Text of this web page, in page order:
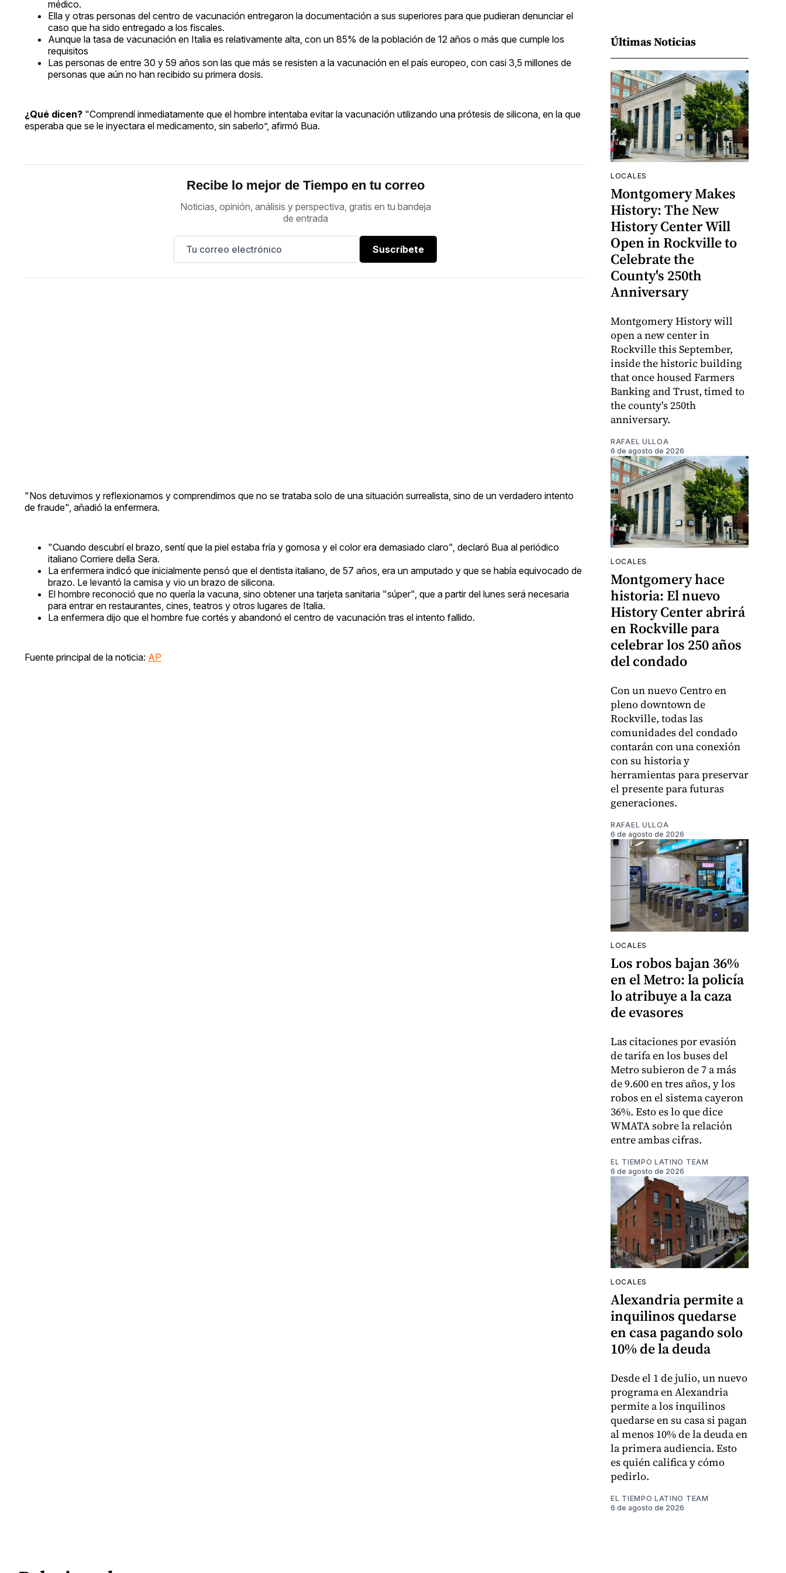
médico.
Ella y otras personas del centro de vacunación entregaron la documentación a sus superiores para que pudieran denunciar el
caso que ha sido entregado a los fiscales.
Aunque la tasa de vacunación en Italia es relativamente alta, con un 85% de la población de 12 años o más que cumple los
requisitos
Las personas de entre 30 y 59 años son las que más se resisten a la vacunación en el país europeo, con casi 3,5 millones de
personas que aún no han recibido su primera dosis.
¿Qué dicen? "Comprendí inmediatamente que el hombre intentaba evitar la vacunación utilizando una prótesis de silicona, en la que
esperaba que se le inyectara el medicamento, sin saberlo”, afirmó Bua.
Recibe lo mejor de Tiempo en tu correo
Noticias, opinión, análisis y perspectiva, gratis en tu bandeja
de entrada
Suscríbete
"Nos detuvimos y reflexionamos y comprendimos que no se trataba solo de una situación surrealista, sino de un verdadero intento
de fraude", añadió la enfermera.
"Cuando descubrí el brazo, sentí que la piel estaba fría y gomosa y el color era demasiado claro", declaró Bua al periódico
italiano Corriere della Sera.
La enfermera indicó que inicialmente pensó que el dentista italiano, de 57 años, era un amputado y que se había equivocado de
brazo. Le levantó la camisa y vio un brazo de silicona.
El hombre reconoció que no quería la vacuna, sino obtener una tarjeta sanitaria "súper", que a partir del lunes será necesaria
para entrar en restaurantes, cines, teatros y otros lugares de Italia.
La enfermera dijo que el hombre fue cortés y abandonó el centro de vacunación tras el intento fallido.
Fuente principal de la noticia: AP
Últimas Noticias
LOCALES
Montgomery Makes
History: The New
History Center Will
Open in Rockville to
Celebrate the
County's 250th
Anniversary
Montgomery History will
open a new center in
Rockville this September,
inside the historic building
that once housed Farmers
Banking and Trust, timed to
the county's 250th
anniversary.
RAFAEL ULLOA
6 de agosto de 2026
LOCALES
Montgomery hace
historia: El nuevo
History Center abrirá
en Rockville para
celebrar los 250 años
del condado
Con un nuevo Centro en
pleno downtown de
Rockville, todas las
comunidades del condado
contarán con una conexión
con su historia y
herramientas para preservar
el presente para futuras
generaciones.
RAFAEL ULLOA
6 de agosto de 2026
LOCALES
Los robos bajan 36%
en el Metro: la policía
lo atribuye a la caza
de evasores
Las citaciones por evasión
de tarifa en los buses del
Metro subieron de 7 a más
de 9.600 en tres años, y los
robos en el sistema cayeron
36%. Esto es lo que dice
WMATA sobre la relación
entre ambas cifras.
EL TIEMPO LATINO TEAM
6 de agosto de 2026
LOCALES
Alexandria permite a
inquilinos quedarse
en casa pagando solo
10% de la deuda
Desde el 1 de julio, un nuevo
programa en Alexandria
permite a los inquilinos
quedarse en su casa si pagan
al menos 10% de la deuda en
la primera audiencia. Esto
es quién califica y cómo
pedirlo.
EL TIEMPO LATINO TEAM
6 de agosto de 2026